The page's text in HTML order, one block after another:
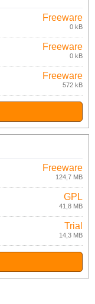
Freeware
0 kB
Freeware
0 kB
Freeware
572 kB
Freeware
124,7 MB
GPL
41,8 MB
Trial
14,3 MB